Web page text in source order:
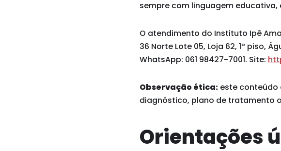
sempre com linguagem
O atendimento do Instituto Ipê
36 Norte Lote 05, Loja 62, 1º piso,
WhatsApp: 061 98427-7001. Site:
Observação ética: este conteúdo
diagnóstico, plano de tratamento
Orientações